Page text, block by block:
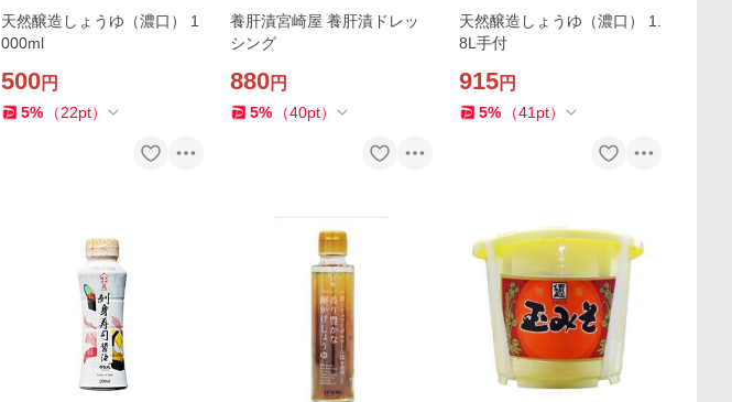
天然醸造しょうゆ（濃口） 1
000ml
500円
5% （22pt）
養肝漬宮崎屋 養肝漬ドレッ
シング
880円
5% （40pt）
天然醸造しょうゆ（濃口） 1.
8L手付
915円
5% （41 pt）